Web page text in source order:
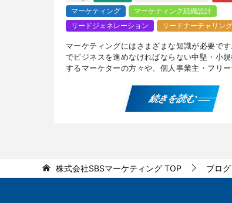
マーケティング
マーケティング組織設計
リードジェネレーション
リードナーチャリング
マーケティングにはさまざまな知識が必要で
でビジネスを進めなければならない中堅・小
するマーケターの方々や、個人事業主・フリー
続きを読む
株式会社SBSマーケティング TOP ブログ